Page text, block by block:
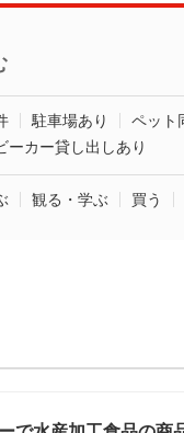
駐車場あり ペット
ーカー貸し出しあり
観る・学ぶ 買う